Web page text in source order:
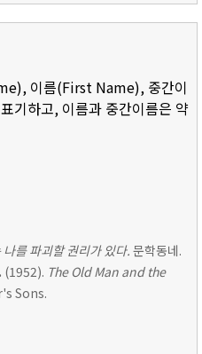
이름(First Name), 중간이
기하고, 이름과 중간이름은 약
나를 파괴할 권리가 있다. 문학동네.
(1952). The Old Man and the
Sons.